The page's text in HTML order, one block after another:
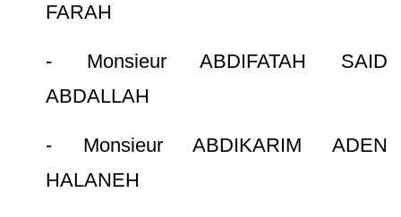
FARAH
- Monsieur ABDIFATAH SAID
ABDALLAH
- Monsieur ABDIKARIM ADEN
HALANEH